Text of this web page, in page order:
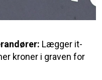
Lægger it-
kroner i graven for